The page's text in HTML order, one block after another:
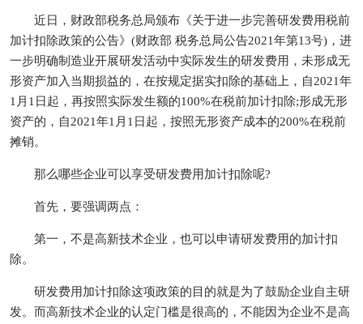
近日，财政部税务总局颁布《关于进一步完善研发费用税前
加计扣除政策的公告》(财政部 税务总局公告2021年第13号)，进
一步明确制造业开展研发活动中实际发生的研发费用，未形成无
形资产加入当期损益的，在按规定据实扣除的基础上，自2021年
1月1日起，再按照实际发生额的100%在税前加计扣除;形成无形
资产的，自2021年1月1日起，按照无形资产成本的200%在税前
摊销。
那么哪些企业可以享受研发费用加计扣除呢?
首先，要强调两点：
第一，不是高新技术企业，也可以申请研发费用的加计扣
除。
研发费用加计扣除这项政策的目的就是为了鼓励企业自主研
发。而高新技术企业的认定门槛是很高的，不能因为企业不是高